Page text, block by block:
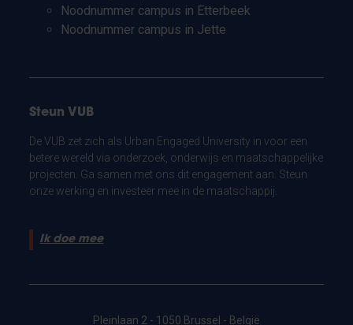
Noodnummer campus in Etterbeek
Noodnummer campus in Jette
Steun VUB
De VUB zet zich als Urban Engaged University in voor een
betere wereld via onderzoek, onderwijs en maatschappelijke
projecten. Ga samen met ons dit engagement aan. Steun
onze werking en investeer mee in de maatschappij.
Ik doe mee
Pleinlaan 2 - 1050 Brussel - België